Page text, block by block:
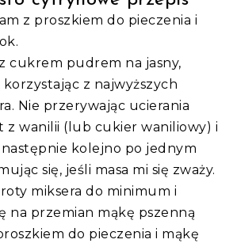
z proszkiem do pieczenia i
z cukrem pudrem na jasny,
z najwyższych
Nie przerywając ucierania
z wanilii (lub cukier waniliowy) i
następnie kolejno po jednym
się, jeśli masa mi się zważy.
miksera do minimum i
na przemian mąkę pszenną
do pieczenia i mąkę